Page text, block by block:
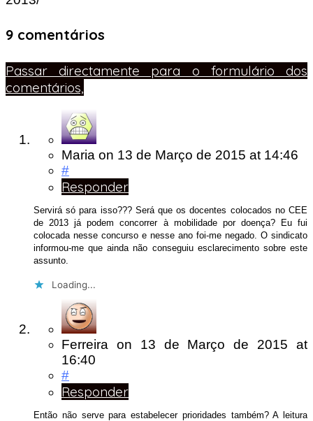
9 comentários
Passar directamente para o formulário dos
comentários,
Maria on 13 de Março de 2015 at 14:46
#
Responder
Servirá só para isso??? Será que os docentes colocados no CEE
de 2013 já podem concorrer à mobilidade por doença? Eu fui
colocada nesse concurso e nesse ano foi-me negado. O sindicato
informou-me que ainda não conseguiu esclarecimento sobre este
assunto.
Loading...
Ferreira on 13 de Março de 2015at
16:40
#
Responder
Então não serve para estabelecer prioridades também? A leitura